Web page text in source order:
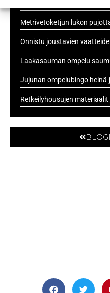
Metrivetoketjun lukon
Onnistu joustavien
Laakasauman ompelu
Jujunan ompelubingo
Retkeilyhousujen